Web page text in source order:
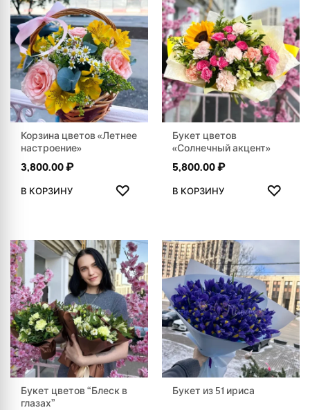
Корзина цветов «Летнее
настроение»
3,800.00₽
В КОРЗИНУ ♡
ДОБАВИТЬ В ИЗБРАННОЕ
Букет цветов
«Солнечный акцент»
5,800.00₽
В КОРЗИНУ ♡
Букет цветов “Блеск в
глазах”
Букет из 51 ириса